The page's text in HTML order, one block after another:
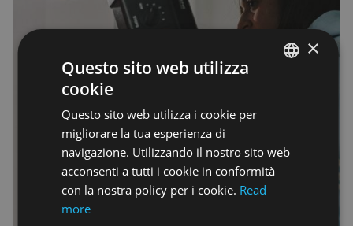
×
Questo sito web utilizza
cookie
Questo sito web utilizza i cookie per
migliorare la tua esperienza di
navigazione. Utilizzando il nostro sito web
acconsenti a tutti i cookie in conformità
con la nostra policy per i cookie. Read
more